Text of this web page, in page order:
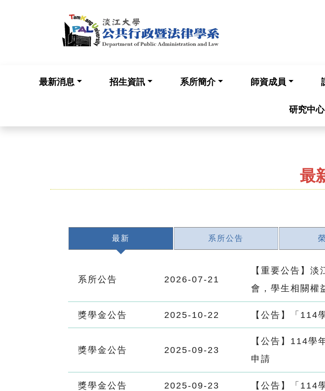
最新消息 招生資訊 系所簡介 師資成員
研究中心
最
最新 系所公告
系所公告 2026-07-21
【重要公告】
會，學生相關權
獎學金公告 2025-10-22 【公告】「114
獎學金公告 2025-09-23
【公告】114學
申請
獎學金公告 2025-09-23 【公告】「114